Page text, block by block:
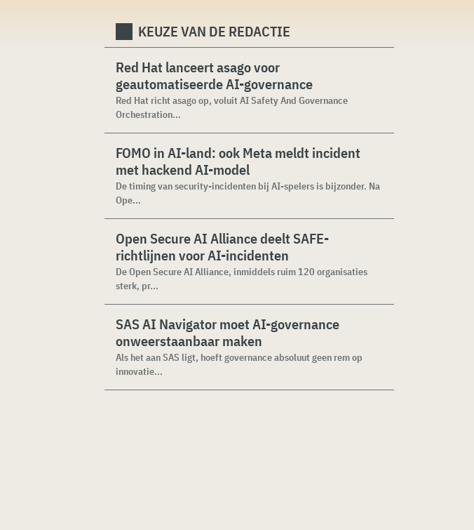
KEUZE VAN DE REDACTIE
Red Hat lanceert asago voor
geautomatiseerde AI-governance
Red Hat richt asago op, voluit AI Safety And Governance
Orchestration...
FOMO in AI-land: ook Meta meldt incident
met hackend AI-model
De timing van security-incidenten bij AI-spelers is bijzonder. Na
Ope...
Open Secure AI Alliance deelt SAFE-
richtlijnen voor AI-incidenten
De Open Secure AI Alliance, inmiddels ruim 120 organisaties
sterk, pr...
SAS AI Navigator moet AI-governance
onweerstaanbaar maken
Als het aan SAS ligt, hoeft governance absoluut geen rem op
innovatie...